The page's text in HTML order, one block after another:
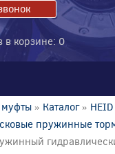
в корзине: 0
муфты » Каталог» HEID
пружинные